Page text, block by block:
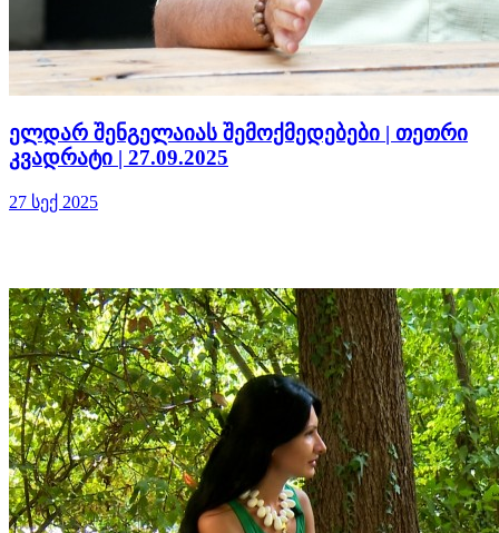
ელდარ შენგელაიას შემოქმედებები | თეთრი
კვადრატი | 27.09.2025
27 სექ 2025